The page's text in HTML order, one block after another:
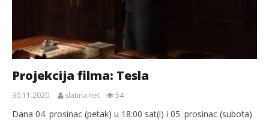
Projekcija filma: Tesla
30.11.2020. slatina.net 54
Dana 04. prosinac (petak) u 18:00 sat(i) i 05. prosinac (subota)